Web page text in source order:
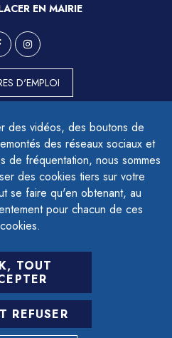
des vidéos, des boutons de
des réseaux sociaux et
de fréquentation, nous sommes
des cookies tiers sur votre
se faire qu'en obtenant, au
pour chacun de ces
cookies.
TOUT
REFUSER
EN MAIRIE
D'EMPLOI
CONFORME
DU SITE
LÉGALES
LA PROTECTION DES DONNÉES
DES COOKIES
ADRESSE E-MAIL
INSCRIRE :